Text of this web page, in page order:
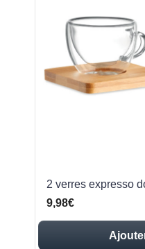
2 verres expresso
9,98€